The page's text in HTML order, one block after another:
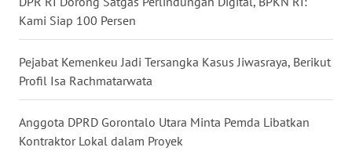
Kami Siap 100 Persen
Pejabat Kemenkeu Jadi Tersangka Kasus Jiwasraya, Berikut
Profil Isa Rachmatarwata
Anggota DPRD Gorontalo Utara Minta Pemda Libatkan
Kontraktor Lokal dalam Proyek
WN
WN
WN
KALTIM